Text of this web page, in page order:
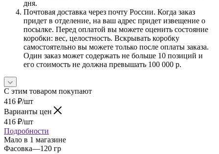
дня.
Почтовая доставка через почту России. Когда заказ
придет в отделение, на ваш адрес придет извещение о
посылке. Перед оплатой вы можете оценить состояние
коробки: вес, целостность. Вскрывать коробку
самостоятельно вы можете только после оплаты заказа.
Один заказ может содержать не больше 10 позиций и
его стоимость не должна превышать 100 000 р.
С этим товаром покупают
416 ₽/шт
Варианты цен
416 ₽/шт
Подробности
Мало в 1 магазине
Фасовка—120 гр